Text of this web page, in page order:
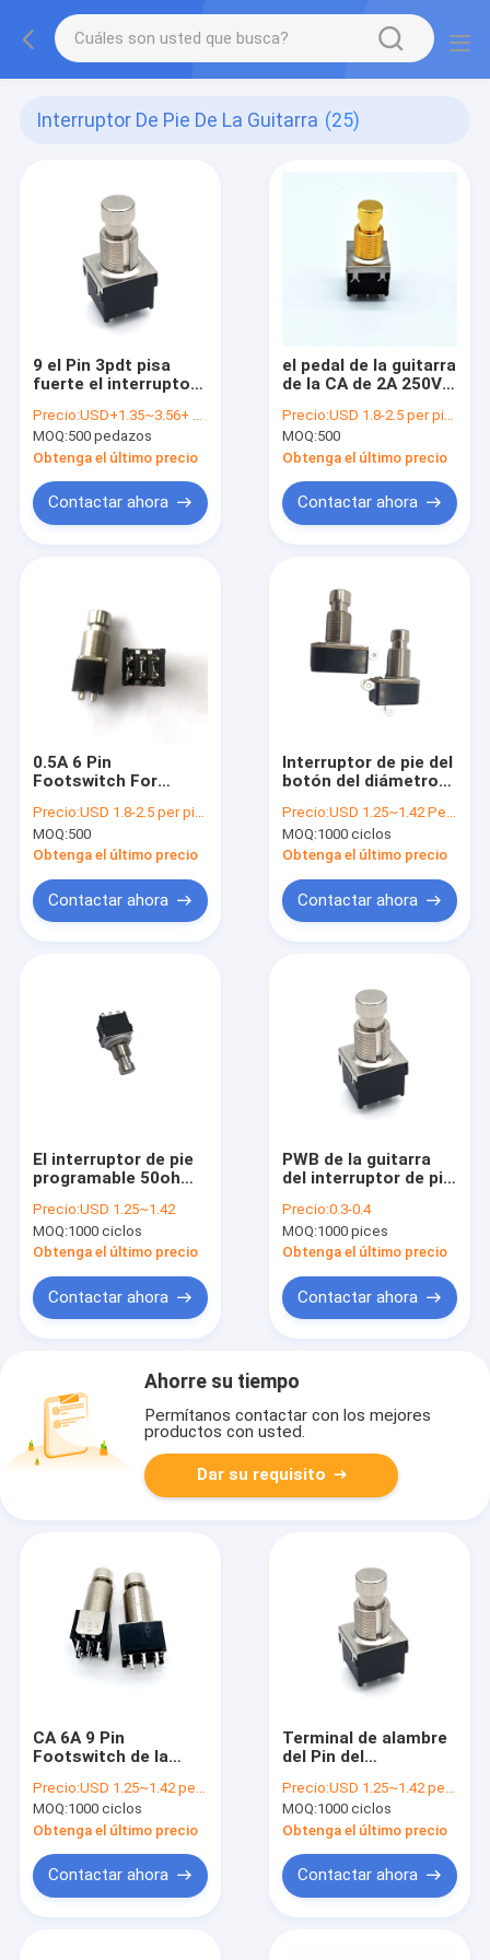
Interruptor De Pie De La Guitarra (25)
9 el Pin 3pdt pisa
fuerte el interruptor
eléctrica
Precio:USD+1.35~3.56+ per piece
MOQ:500 pedazos
Obtenga el último precio
Contactar ahora
el pedal de la guitarra
de la CA de 2A 250V
interruptor SF17
Precio:USD 1.8-2.5 per piece
MOQ:500
Obtenga el último precio
Contactar ahora
0.5A 6 Pin
Footswitch For
Precio:USD 1.8-2.5 per piece
MOQ:500
Obtenga el último precio
Contactar ahora
Interruptor de pie del
botón del diámetro
Precio:USD 1.25~1.42 Per Piece
MOQ:1000 ciclos
Obtenga el último precio
Contactar ahora
El interruptor de pie
programable 50ohm
guitarra del Usb pisa
fuerte interruptor
Precio:USD 1.25~1.42
MOQ:1000 ciclos
Obtenga el último precio
Contactar ahora
PWB de la guitarra
del interruptor de pie
m 12m m 2A 250VAC
rotatorio
Precio:0.3-0.4
MOQ:1000 pices
Obtenga el último precio
Contactar ahora
Ahorre su tiempo
Permítanos contactar con los mejores
productos con usted.
Dar su requisito
CA 6A 9 Pin
Footswitch de la
pedal del pie del CE
17.1m m
Precio:USD 1.25~1.42 per piece
MOQ:1000 ciclos
Obtenga el último precio
Contactar ahora
Terminal de alambre
del Pin del
del interruptor de pie
de la guitarra 3PDT
17m m
Precio:USD 1.25~1.42 per piece
MOQ:1000 ciclos
Obtenga el último precio
Contactar ahora